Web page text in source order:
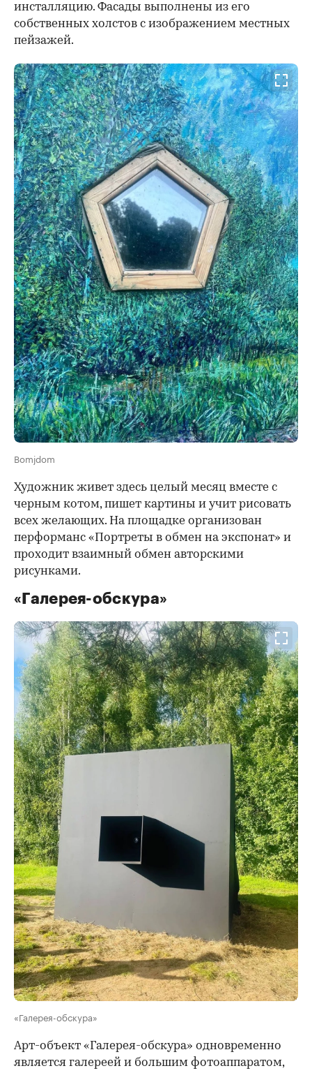
инсталляцию. Фасады выполнены из его
собственных холстов с изображением местных
пейзажей.
Bomjdom
Художник живет здесь целый месяц вместе с
черным котом, пишет картины и учит рисовать
всех желающих. На площадке организован
перформанс «Портреты в обмен на экспонат» и
проходит взаимный обмен авторскими
рисунками.
«Галерея-обскура»
«Галерея-обскура»
Арт-объект «Галерея-обскура» одновременно
является галереей и большим фотоаппаратом,